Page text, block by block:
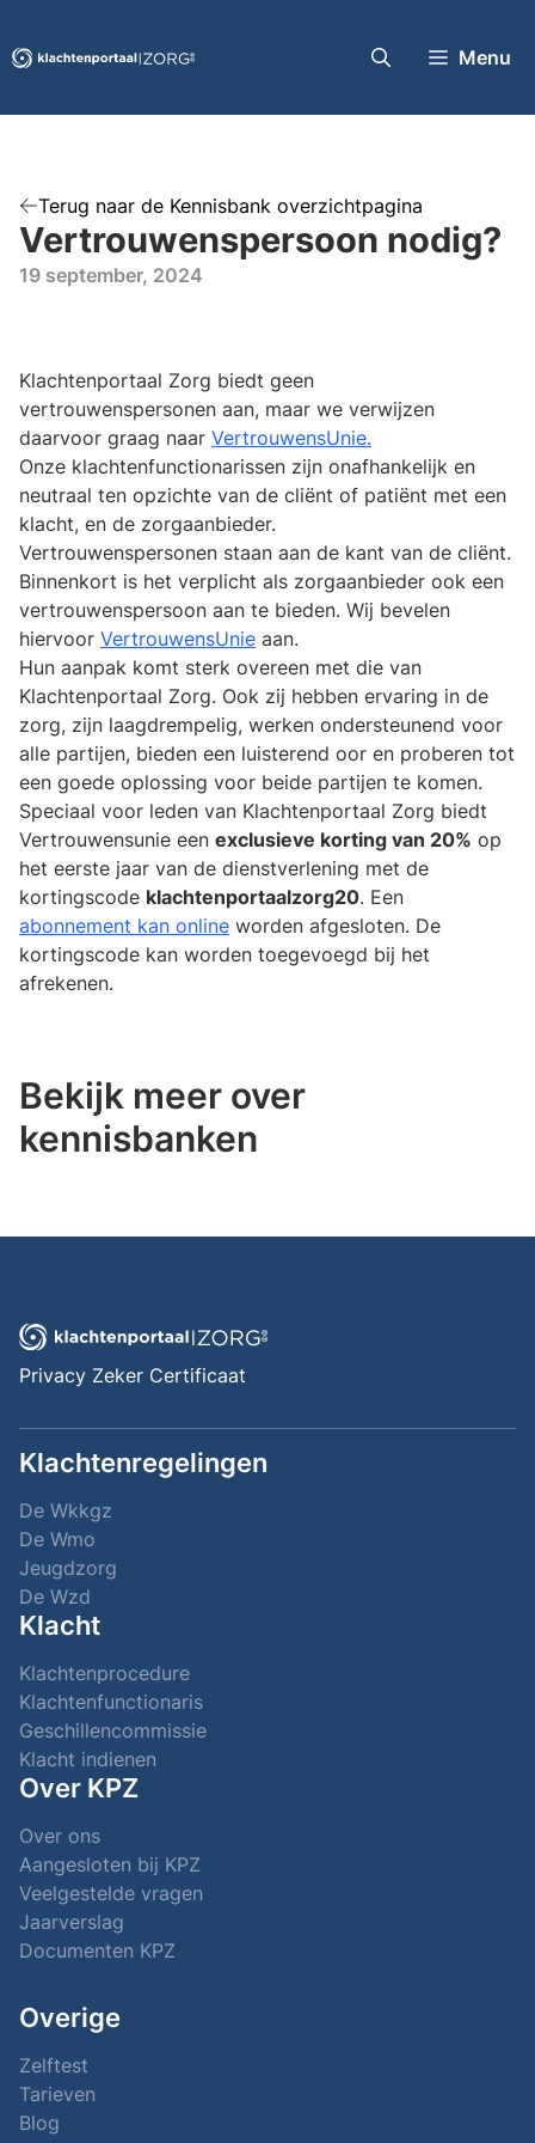
naar
de
Menu
Terug naar de Kennisbank overzichtpagina
Vertrouwenspersoon nodig?
19 september, 2024
Klachtenportaal Zorg biedt geen
vertrouwenspersonen aan, maar we verwijzen
daarvoor graag naar VertrouwensUnie.
Onze klachtenfunctionarissen zijn onafhankelijk en
neutraal ten opzichte van de cliënt of patiënt met een
klacht, en de zorgaanbieder.
Vertrouwenspersonen staan aan de kant van de cliënt.
Binnenkort is het verplicht als zorgaanbieder ook een
vertrouwenspersoon aan te bieden. Wij bevelen
hiervoor VertrouwensUnie aan.
Hun aanpak komt sterk overeen met die van
Klachtenportaal Zorg. Ook zij hebben ervaring in de
zorg, zijn laagdrempelig, werken ondersteunend voor
alle partijen, bieden een luisterend oor en proberen tot
een goede oplossing voor beide partijen te komen.
Speciaal voor leden van Klachtenportaal Zorg biedt
Vertrouwensunie een exclusieve korting van 20% op
het eerste jaar van de dienstverlening met de
kortingscode klachtenportaalzorg20. Een
abonnement kan online worden afgesloten. De
kortingscode kan worden toegevoegd bij het
afrekenen.
Bekijk meer over
kennisbanken
Privacy Zeker Certificaat
Klachtenregelingen
De Wkkgz
De Wmo
Jeugdzorg
De Wzd
Klacht
Klachtenprocedure
Klachtenfunctionaris
Geschillencommissie
Klacht indienen
Over KPZ
Over ons
Aangesloten bij KPZ
Veelgestelde vragen
Jaarverslag
Documenten KPZ
Overige
Zelftest
Tarieven
Blog